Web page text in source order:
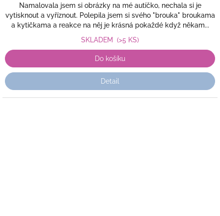
Namalovala jsem si obrázky na mé autíčko, nechala si je
vytisknout a vyříznout. Polepila jsem si svého "brouka" broukama
a kytičkama a reakce na něj je krásná pokaždé když někam...
SKLADEM (>5 KS)
Do košíku
Detail